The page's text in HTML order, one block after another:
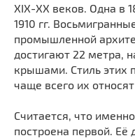
Кладбище
Культурные центры
Театры
Галереи
XIX-XX веков. Одна в
1910 гг.
промышленной
достигают 22 метра,
крышами. Стиль этих
чаще всего их
Считается, что
построена первой.